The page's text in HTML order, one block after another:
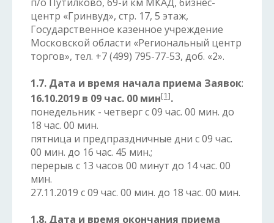
центр «Гринвуд», стр. 17, 5 этаж,
Государственное казенное учреждение
Московской области «Региональный центр
торгов», тел. +7 (499) 795-77-53, доб. «2».
1.7. Дата и время начала приема Заявок:
16.10.2019 в 09 час. 00 мин[1].
понедельник - четверг с 09 час. 00 мин. до
18 час. 00 мин.
пятница и предпраздничные дни с 09 час.
00 мин. до 16 час. 45 мин.;
перерыв с 13 часов 00 минут до 14 час. 00
мин.
27.11.2019 с 09 час. 00 мин. до 18 час. 00 мин.
1.8. Дата и время окончания приема